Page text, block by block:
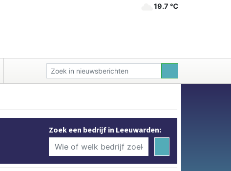
19.7 ℃
Zoek een bedrijf in Leeuwarden: